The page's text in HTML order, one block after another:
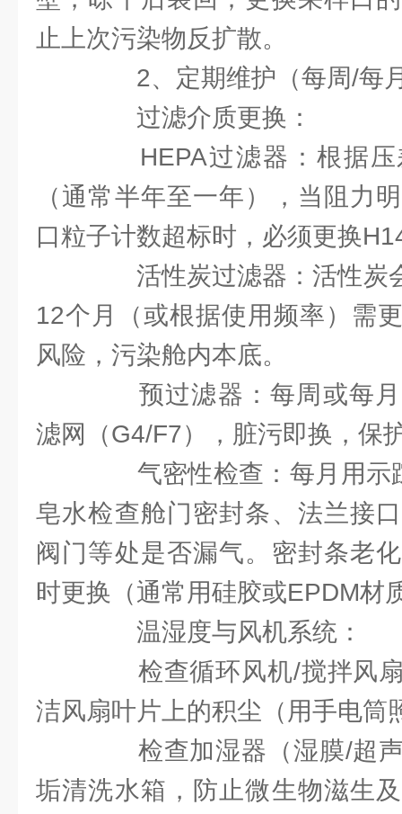
止上次污染物反扩散。
2、定期维护（每周/每
过滤介质更换：
HEPA过滤器：根据压
（通常半年至一年），当阻力
口粒子计数超标时，必须更换
活性炭过滤器：活性炭
12个月（或根据使用频率）需
风险，污染舱内本底。
预过滤器：每周或每月
滤网（G4/F7），脏污即换，保
气密性检查：每月用示
皂水检查舱门密封条、法兰接
阀门等处是否漏气。密封条老
时更换（通常用硅胶或EPDM材
温湿度与风机系统：
检查循环风机/搅拌风扇
洁风扇叶片上的积尘（用手电筒
检查加湿器（湿膜/超声
垢清洗水箱，防止微生物滋生